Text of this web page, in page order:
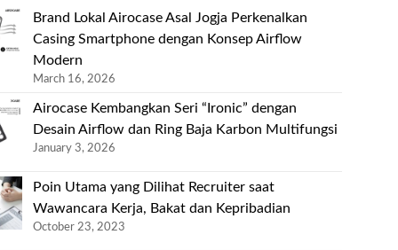
Brand Lokal Airocase Asal Jogja Perkenalkan
Casing Smartphone dengan Konsep Airflow
Modern
March 16, 2026
Airocase Kembangkan Seri “Ironic” dengan
Desain Airflow dan Ring Baja Karbon Multifungsi
January 3, 2026
Poin Utama yang Dilihat Recruiter saat
Wawancara Kerja, Bakat dan Kepribadian
October 23, 2023